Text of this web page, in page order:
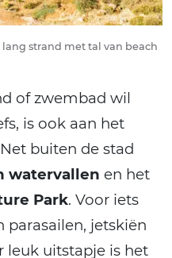
strand met tal van beach
of zwembad wil
is ook aan het
buiten de stad
watervallen en het
Park. Voor iets
parasailen, jetskiën
leuk uitstapje is het